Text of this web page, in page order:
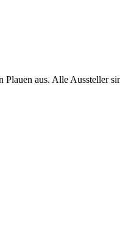
aus. Alle Aussteller